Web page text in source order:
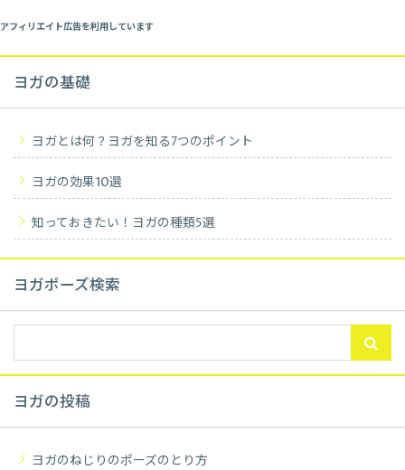
アフィリエイト広告を利用しています
ヨガの基礎
ヨガとは何？ヨガを知る7つのポイント
ヨガの効果10選
知っておきたい！ヨガの種類5選
ヨガポーズ検索
ヨガの投稿
ヨガのねじりのポーズのとり方